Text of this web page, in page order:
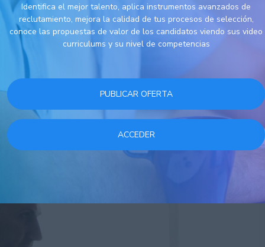
Identifica el mejor talento, aplica instrumentos avanzados de
reclutamiento, mejora la calidad de tus procesos de selección,
conoce las propuestas de valor de los candidatos viendo sus video
curriculums y su nivel de competencias
PUBLICAR OFERTA
ACCEDER